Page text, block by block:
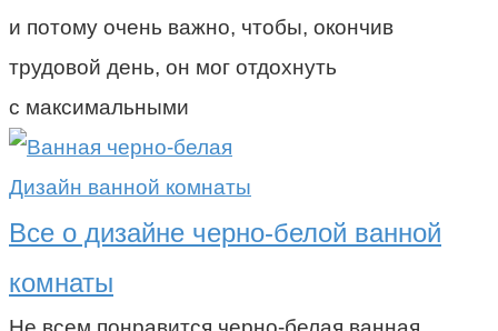
и потому очень важно, чтобы, окончив
трудовой день, он мог отдохнуть
с максимальными
Дизайн ванной комнаты
Все о дизайне черно-белой ванной
комнаты